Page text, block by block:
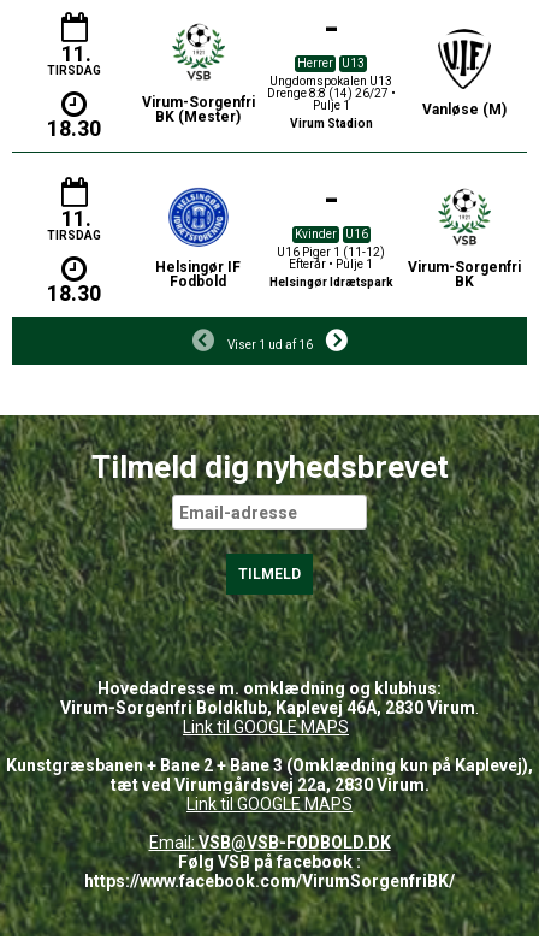
11.
TIRSDAG
18.30
Virum-Sorgenfri
BK (Mester)
-
Herrer
U13
Ungdomspokalen U13
Drenge 8:8 (14) 26/27 •
Pulje 1
Virum Stadion
Vanløse (M)
11.
TIRSDAG
18.30
Helsingør IF
Fodbold
-
Kvinder
U16
U16 Piger 1 (11-12)
Efterår • Pulje 1
Helsingør Idrætspark
Virum-Sorgenfri
BK
Viser 1 ud af 16
Tilmeld dig nyhedsbrevet
Hovedadresse m. omklædning og klubhus:
Virum-Sorgenfri Boldklub, Kaplevej 46A, 2830 Virum
Link til GOOGLEMAPS
Kunstgræsbanen + Bane 2 + Bane 3 (Omklædning kun på Kaplevej),
tæt ved Virumgårdsvej 22a, 2830 Virum.
Link til GOOGLE MAPS
Email:VSB@VSB-FODBOLD.DK
Følg VSB på facebook :
https://www.facebook.com/VirumSorgenfriBK/